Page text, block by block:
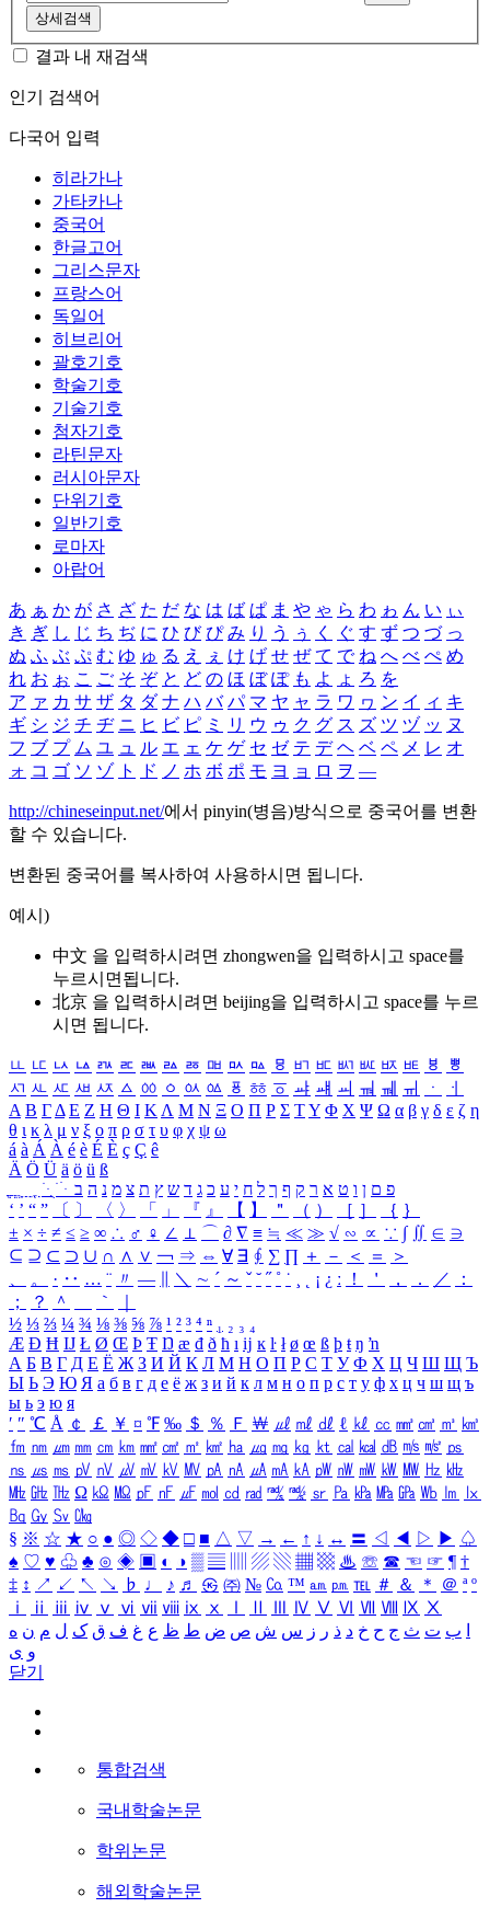
상세검색
결과 내 재검색
인기 검색어
다국어 입력
히라가나
가타카나
중국어
한글고어
그리스문자
프랑스어
독일어
히브리어
괄호기호
학술기호
기술기호
첨자기호
라틴문자
러시아문자
단위기호
일반기호
로마자
아랍어
あ ぁ か が さ ざ た だ な は ば ぱ ま や ゃ ら わ ゎ ん い ぃ
き ぎ し じ ち ぢ に ひ び ぴ み り う ぅ く ぐ す ず つ づ っ
ぬ ふ ぶ ぷ む ゆ ゅ る え ぇ け げ せ ぜ て で ね へ べ ぺ め
れ お ぉ こ ご そ ぞ と ど の ほ ぼ ぽ も よ ょ ろ を
ア ァ カ サ ザ タ ダ ナ ハ バ パ マ ヤ ャ ラ ワ ヮ ン イ ィ キ
ギ シ ジ チ ヂ ニ ヒ ビ ピ ミ リ ウ ゥ ク グ ス ズ ツ ヅ ッ ヌ
フ ブ プ ム ユ ュ ル エ ェ ケ ゲ セ ゼ テ デ ヘ ベ ペ メ レ オ
ォ コ ゴ ソ ゾ ト ド ノ ホ ボ ポ モ ヨ ョ ロ ヲ ―
http://chineseinput.net/에서 pinyin(병음)방식으로 중국어를 변환
할 수 있습니다.
변환된 중국어를 복사하여 사용하시면 됩니다.
예시)
中文 을 입력하시려면 zhongwen을 입력하시고 space를
누르시면됩니다.
北京 을 입력하시려면 beijing을 입력하시고 space를 누르
시면 됩니다.
ㅥ ㅦ ㅧ ㅨ ㅩ ㅪ ㅫ ㅬ ㅭ ㅮ ㅯ ㅰ ㅱ ㅲ ㅳ ㅴ ㅵ ㅶ ㅷ ㅸ
ㅹ
ㅺ ㅻ ㅼ ㅽ ㅾ ㅿ ㆀ ㆁ ㆂ ㆃ ㆄ ㆅ ㆆ ㆇ ㆈ ㆉ ㆊ ㆋ ㆌ ㆍ
ㆎ
Α Β ΓΔ Ε Ζ Η Θ Ι ΚΛ Μ Ν Ξ Ο Π Ρ Σ ΤΥ Φ Χ Ψ Ω α β γ δ ε ζ η
θ ι κ λ μ ν ξ ο π ρ σ τ υ φ χ ψ ω
á à Á À é è É È ç Ç ê
Ä Ö Ü ä ö ü ß
ִֶֹ ֻּ ׁׂ פ ם ן ו ט א ר ק ף ך ל ח י ע כ ג ד ש ץ ת צ מ נ ה ב
‘ ’ “ ” 〔 〕 〈 〉 「 」 『 』 【 】 ＂ （ ） ［ ］ ｛ ｝
± × ÷ ≠ ≤ ≥ ∞ ∴ ♂ ♀ ∠ ⊥ ⌒ ∂ ∇ ≡ ≒ ≪ ≫ √ ∽ ∝ ∵ ∫ ∬ ∈ ∋
⊆ ⊇ ⊂ ⊃ ∪ ∩ ∧ ∨ ￢ ⇒ ⇔ ∀ ∃ ∮ ∑ ∏ ＋ － ＜ ＝
＞
、
。 · ‥ … ¨ 〃 ― ＼ ∼ ´ ～ ˇ ˘ ˝ ˚ ˙ ¸ ¡ ¿ ː ！ ＇ ， ． ／
：
；
？ ＾ ｀
½ ⅓ ⅔ ¼ ¾ ⅛ ⅜ ⅝ ⅞ ¹ ² ³ ⁴ ⁿ ₁ ₂ ₃ ₄
Æ Ð Ħ Ĳ Ł Ø Œ Þ Ŧ Ŋ æ đ ð ħ ı ĳ ĸ ŀ ł ø œ ß þ ŧ ŋ ŉ
А Б В Г Д Е Ё Ж З И Й К Л М Н О П Р С Т У Ф Х Ц Ч Ш Щ Ъ
Ы Ь Э Ю Я а б в г д е ё ж з и й к л м н о п р с т у ф х ц ч ш щ ъ
ы ь э ю я
′ ″ ℃ Å ￠ ￡ ￥ ¤ ℉ ‰ ＄ ％ Ｆ ￦ ㎕ ㎖ ㎗ ℓ ㎘ ㏄ ㎣ ㎤ ㎥ ㎦
㎙ ㎚ ㎛ ㎜ ㎝ ㎞ ㎟ ㎠ ㎡ ㎢ ㏊ ㎍ ㎎ ㎏ ㏏ ㎈ ㎉ ㏈ ㎧ ㎨ ㎰
㎱ ㎲ ㎳ ㎴ ㎵ ㎶ ㎷ ㎸ ㎹ ㎀ ㎁ ㎂ ㎃ ㎄ ㎺ ㎻ ㎽ ㎾ ㎿ ㎐ ㎑
㎒ ㎓ ㎔ Ω ㏀ ㏁ ㎊ ㎋ ㎌ ㏖ ㏅ ㎭ ㎮ ㎯ ㏛ ㎩ ㎪ ㎫ ㎬ ㏝ ㏐
㏓
㏃ ㏉ ㏜ ㏆
§ ※ ☆ ★ ○ ● ◎ ◇ ◆ □ ■ △ ▽ → ← ↑ ↓ ↔ 〓 ◁ ◀ ▷ ▶ ♤
♠ ♡ ♥ ♧ ♣ ⊙ ◈ ▣ ◐ ◑ ▒ ▤ ▨ ▧ ▦ ▩ ♨ ☏ ☎ ☜ ☞ ¶ †
‡ ↕ ↗ ↙ ↖ ↘ ♭ ♩ ♪ ♬ ㉿ ㈜ № ㏇ ™ ㏂ ㏘ ℡ ＃ ＆ ＊ ＠ ª º
ⅰ
ⅱ ⅲ ⅳ ⅴ ⅵ ⅶ ⅷ ⅸ ⅹ Ⅳ Ⅴ Ⅵ Ⅶ Ⅷ Ⅸ Ⅹ
ب ت ث ج ح خ د ذ ر ز س ش ص ض ط ظ ع غ ف ق ک ل م ن ه
و ی
닫기
통합검색
국내학술논문
학위논문
해외학술논문